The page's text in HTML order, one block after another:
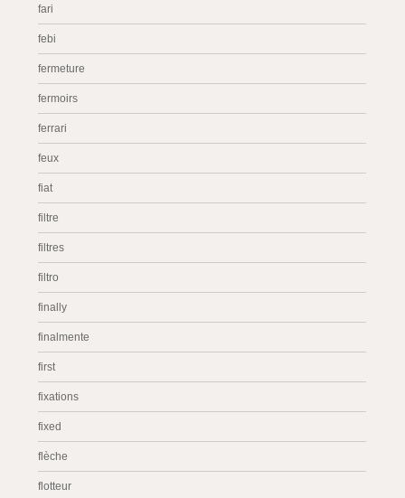
fari
febi
fermeture
fermoirs
ferrari
feux
fiat
filtre
filtres
filtro
finally
finalmente
first
fixations
fixed
flèche
flotteur